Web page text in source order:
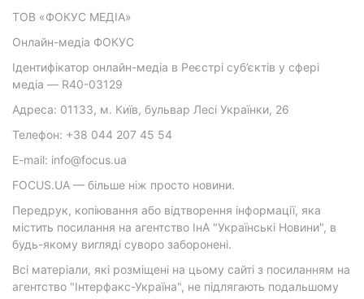
ТОВ «ФОКУС МЕДІА»
Онлайн-медіа ФОКУС
Ідентифікатор онлайн-медіа в Реєстрі суб’єктів у сфері
медіа — R40-03129
Адреса: 01133, м. Київ, бульвар Лесі Українки, 26
Телефон: +38 044 207 45 54
E-mail: info@focus.ua
FOCUS.UA — більше ніж просто новини.
Передрук, копіювання або відтворення інформації, яка
містить посилання на агентство ІнА "Українські Новини", в
будь-якому вигляді суворо заборонені.
Всі матеріали, які розміщені на цьому сайті з посиланням на
агентство "Інтерфакс-Україна", не підлягають подальшому